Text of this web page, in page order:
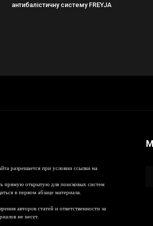
антибалістичну систему FREYJA
разрешается при условии ссылки на
прямую открытую для поисковых систем
в первом абзаце материала.
авторов статей и ответственности за
не несет.